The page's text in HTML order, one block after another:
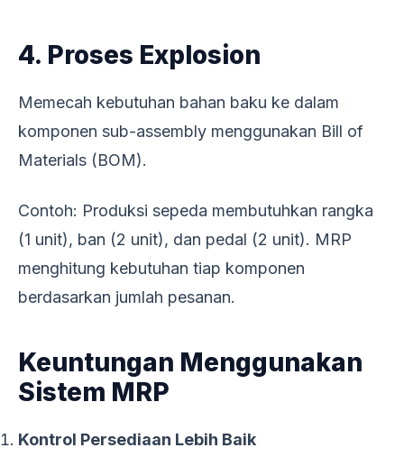
4. Proses Explosion
Memecah kebutuhan bahan baku ke dalam
komponen sub-assembly menggunakan Bill of
Materials (BOM).
Contoh: Produksi sepeda membutuhkan rangka
(1 unit), ban (2 unit), dan pedal (2 unit). MRP
menghitung kebutuhan tiap komponen
berdasarkan jumlah pesanan.
Keuntungan Menggunakan
Sistem MRP
Kontrol Persediaan Lebih Baik